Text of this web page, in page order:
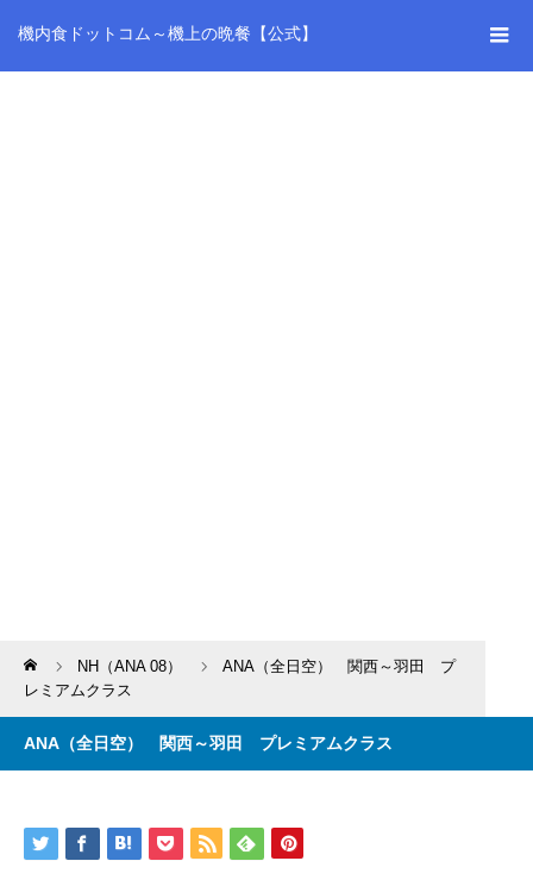
機内食ドットコム～機上の晩餐【公式】
Home NH（ANA 08）
ANA（全日空） 関西～羽田 プ
レミアムクラス
ANA（全日空） 関西～羽田 プレミアムクラス